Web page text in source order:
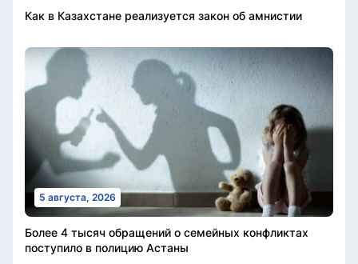
Как в Казахстане реализуется закон об амнистии
5 августа, 2026
Более 4 тысяч обращений о семейных конфликтах
поступило в полицию Астаны